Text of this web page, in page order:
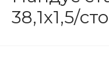
38,1х1,5/